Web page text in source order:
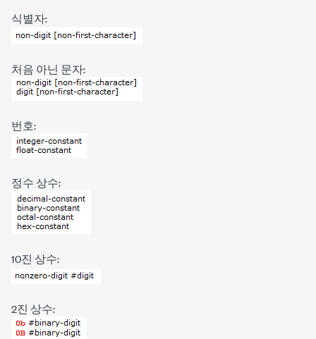
식별자:
처음 아닌 문자:
번호:
정수 상수:
10진 상수:
2진 상수: